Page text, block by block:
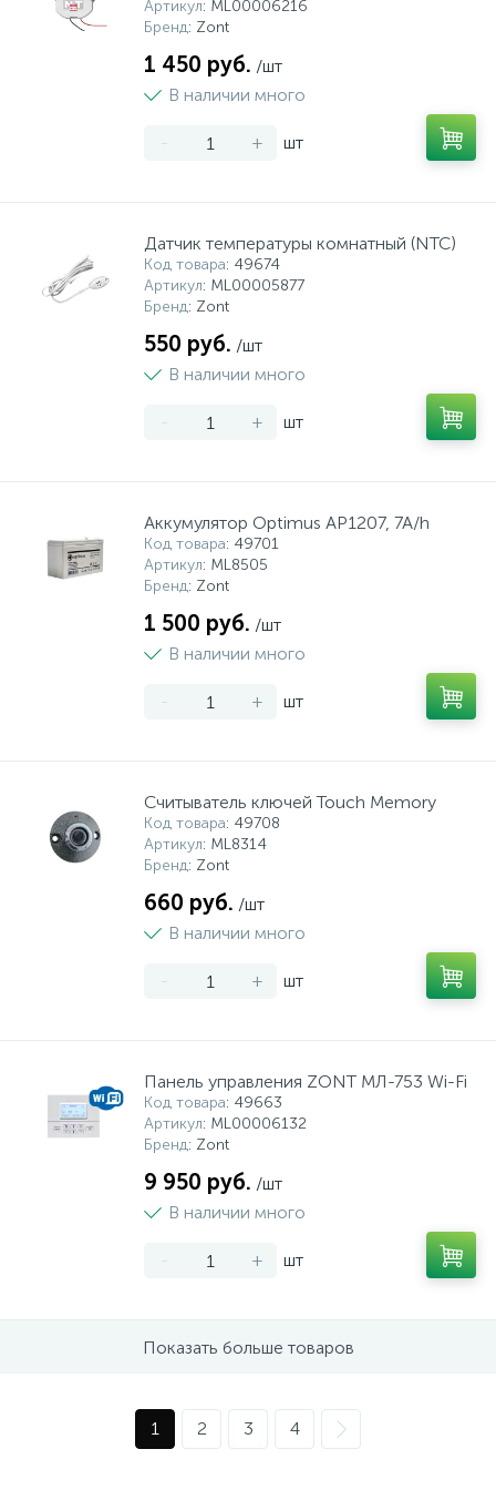
Артикул: ML00006216
Бренд: Zont
1 450 руб. /шт
В наличии много
- + шт
Датчик температуры комнатный (NTC)
Код товара: 49674
Артикул: ML00005877
Бренд: Zont
550 руб. /шт
В наличии много
- + шт
Аккумулятор Optimus АP1207, 7A/h
Код товара: 49701
Артикул: ML8505
Бренд: Zont
1 500 руб. /шт
В наличии много
- + шт
Считыватель ключей Touch Memory
Код товара: 49708
Артикул: ML8314
Бренд: Zont
660 руб. /шт
В наличии много
- + шт
Панель управления ZONT МЛ-753 Wi-Fi
Код товара: 49663
Артикул: ML00006132
Бренд: Zont
9 950 руб. /шт
В наличии много
- + шт
Показать больше товаров
1 2 3 4